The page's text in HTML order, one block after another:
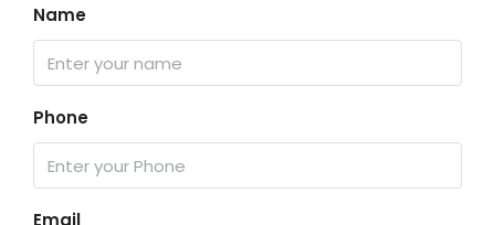
Name
Phone
Email